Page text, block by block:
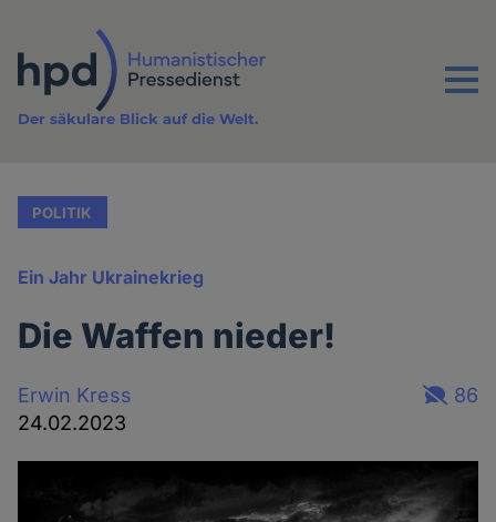
Inhalt
Menu
Der säkulare Blick auf die Welt.
POLITIK
Ein Jahr Ukrainekrieg
Die Waffen nieder!
Erwin Kress
24.02.2023
86